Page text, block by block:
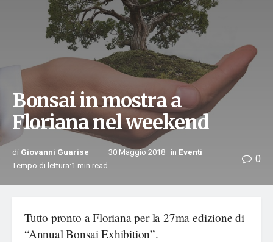
Bonsai in mostra a
Floriana nel weekend
di Giovanni Guarise 30 Maggio 2018 in Eventi
Tempo di lettura:1 min read
0
Tutto pronto a Floriana per la 27ma edizione di
“Annual Bonsai Exhibition”.